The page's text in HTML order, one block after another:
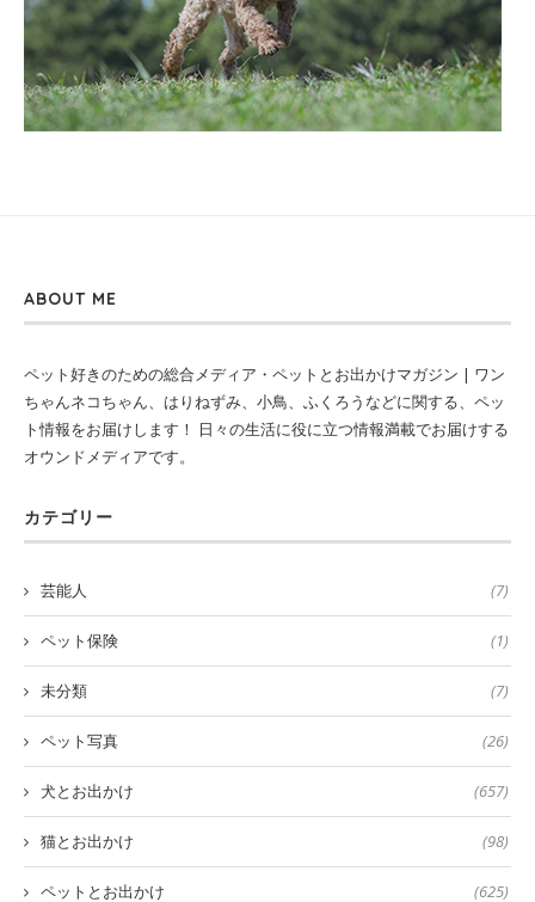
ABOUT ME
ペット好きのための総合メディア・ペットとお出かけマガジン | ワン
ちゃんネコちゃん、はりねずみ、小鳥、ふくろうなどに関する、ペッ
ト情報をお届けします！ 日々の生活に役に立つ情報満載でお届けする
オウンドメディアです。
カテゴリー
芸能人 (7)
ペット保険 (1)
未分類 (7)
ペット写真 (26)
犬とお出かけ (657)
猫とお出かけ (98)
ペットとお出かけ (625)